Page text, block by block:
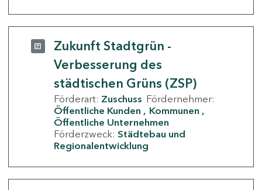
Zukunft Stadtgrün -
Verbesserung des
städtischen Grüns (ZSP)
Förderart: Zuschuss Fördernehmer:
Öffentliche Kunden
Kommunen
Öffentliche Unternehmen
Förderzweck: Städtebau und
Regionalentwicklung